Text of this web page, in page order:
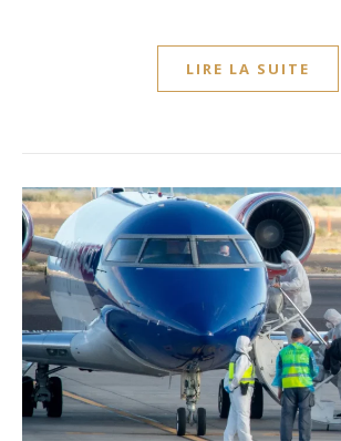
LIRE LA SUITE